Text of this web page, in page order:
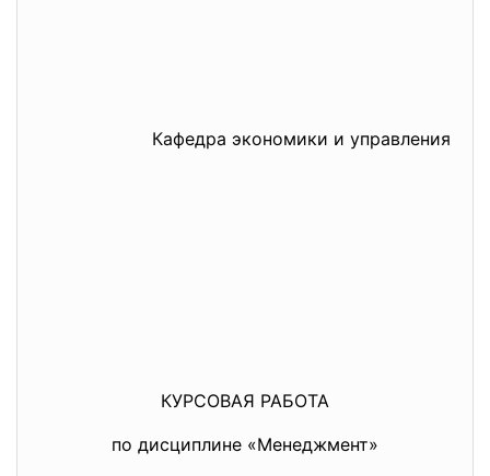
Кафедра экономики и управления
КУРСОВАЯ РАБОТА
по дисциплине «Менеджмент»